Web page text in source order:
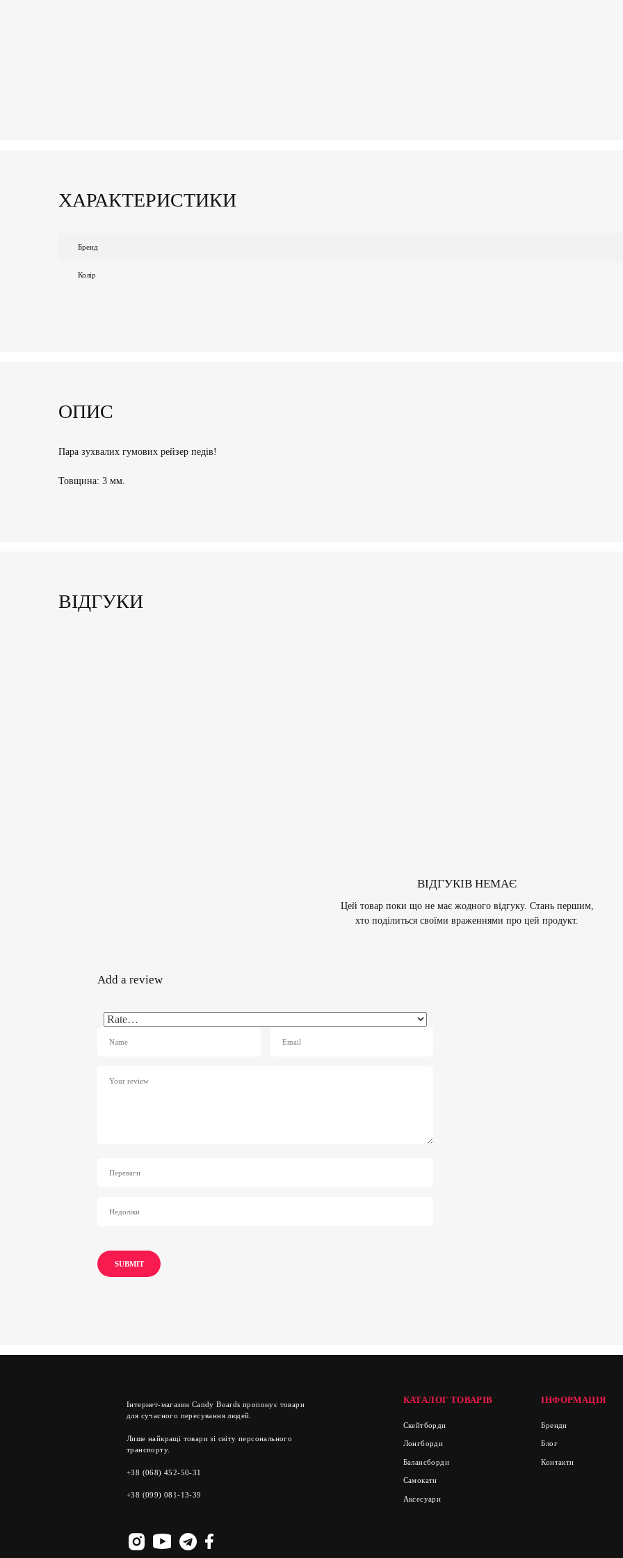
ХАРАКТЕРИСТИКИ
Бренд
Колір
ОПИС
Пара зухвалих гумових рейзер педів!
Товщина: 3 мм.
ВІДГУКИ
ВІДГУКІВ НЕМАЄ
Цей товар поки що не має жодного відгуку. Стань першим,
хто поділиться своїми враженнями про цей продукт.
Add a review
Інтернет-магазин Candy Boards пропонує товари
для сучасного пересування людей.
Лише найкращі товари зі світу персонального
транспорту.
+38 (068) 452-50-31
+38 (099) 081-13-39
КАТАЛОГ ТОВАРІВ
Скейтборди
Лонгборди
Балансборди
Самокати
Аксесуари
ІНФОРМАЦІЯ
Бренди
Блог
Контакти